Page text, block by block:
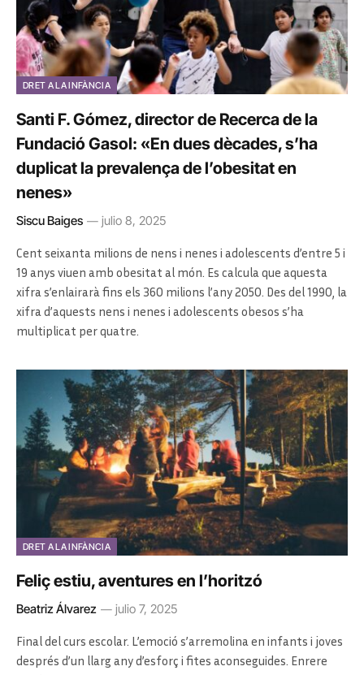
DRET A LA INFÀNCIA
Santi F. Gómez, director de Recerca de la
Fundació Gasol: «En dues dècades, s’ha
duplicat la prevalença de l’obesitat en
nenes»
Siscu Baiges julio 8, 2025
Cent seixanta milions de nens i nenes i adolescents d’entre 5 i
19 anys viuen amb obesitat al món. Es calcula que aquesta
xifra s’enlairarà fins els 360 milions l’any 2050. Des del 1990, la
xifra d’aquests nens i nenes i adolescents obesos s’ha
multiplicat per quatre.
DRET A LA INFÀNCIA
Feliç estiu, aventures en l’horitzó
Beatriz Álvarez julio 7, 2025
Final del curs escolar. L’emoció s’arremolina en infants i joves
després d’un llarg any d’esforç i fites aconseguides. Enrere